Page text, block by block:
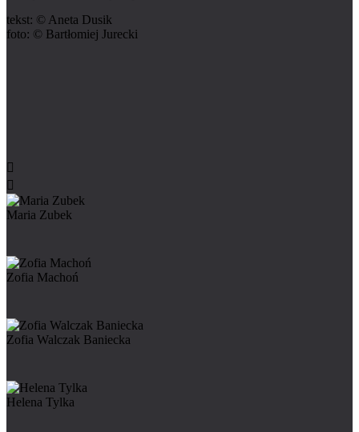
tekst: © Aneta Dusik
foto: © Bartłomiej Jurecki


Maria Zubek
Zofia Machoń
Zofia Walczak Baniecka
Helena Tylka